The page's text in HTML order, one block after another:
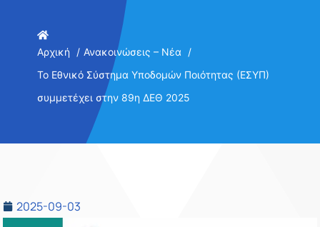
Αρχική
Ανακοινώσεις – Νέα
Το Εθνικό Σύστημα Υποδομών Ποιότητας (ΕΣΥΠ)
συμμετέχει στην 89η ΔΕΘ 2025
2025-09-03